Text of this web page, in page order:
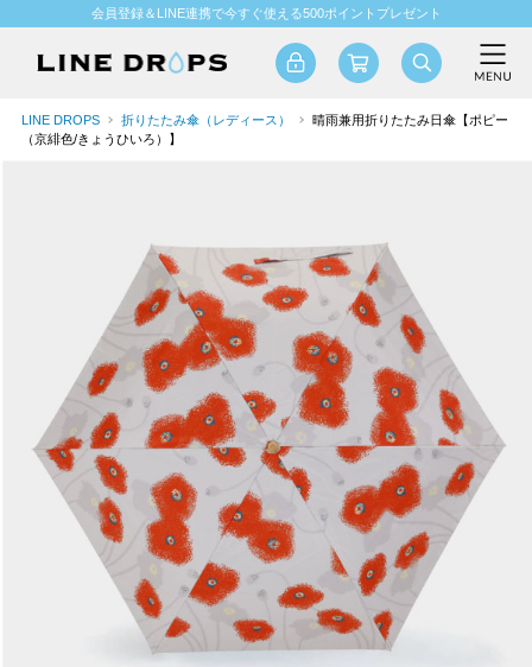
会員登録＆LINE連携で今すぐ使える500ポイントプレゼント
LINE DROPS 折りたたみ傘（レディース）
晴雨兼用折りたたみ日傘【ポピー
（京緋色/きょうひいろ）】